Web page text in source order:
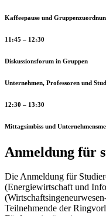
Kaffeepause und
11:45 – 12:30
Diskussionsforum in Gruppen
Unternehmen, Professoren und
12:30 – 13:30
Mittagsimbiss und
Anmeldung für
Die Anmeldung für
(Energiewirtschaft und
Teilnehmende der